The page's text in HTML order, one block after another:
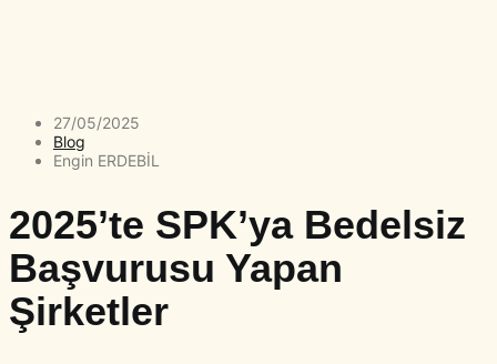
27/05/2025
Blog
Engin ERDEBİL
2025’te SPK’ya Bedelsiz
Başvurusu Yapan
Şirketler